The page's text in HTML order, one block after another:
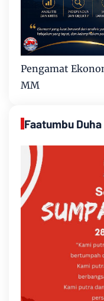
Pengamat
MM
Faatumbu Duha